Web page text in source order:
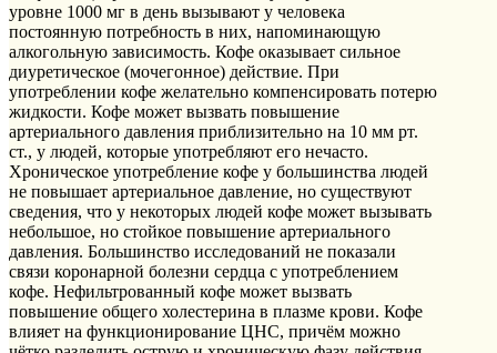
уровне 1000 мг в день вызывают у человека
постоянную потребность в них, напоминающую
алкогольную зависимость. Кофе оказывает сильное
диуретическое (мочегонное) действие. При
употреблении кофе желательно компенсировать потерю
жидкости. Кофе может вызвать повышение
артериального давления приблизительно на 10 мм рт.
ст., у людей, которые употребляют его нечасто.
Хроническое употребление кофе у большинства людей
не повышает артериальное давление, но существуют
сведения, что у некоторых людей кофе может вызывать
небольшое, но стойкое повышение артериального
давления. Большинство исследований не показали
связи коронарной болезни сердца с употреблением
кофе. Нефильтрованный кофе может вызвать
повышение общего холестерина в плазме крови. Кофе
влияет на функционирование ЦНС, причём можно